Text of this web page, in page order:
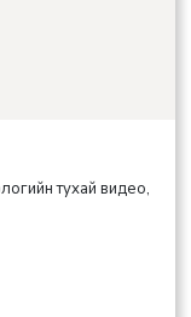
тухай видео,